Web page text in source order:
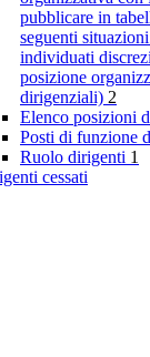
pubblicare in
seguenti
individuati
posizione
dirigenziali) 2
Elenco posizioni
Posti di funzione
Ruolo dirigenti 1
cessati